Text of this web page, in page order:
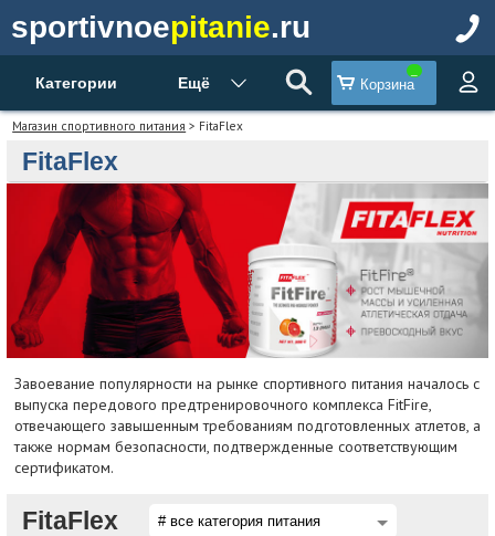
sportivnoepitanie.ru
Категории Ещё Корзина
Магазин спортивного питания > FitaFlex
FitaFlex
Завоевание популярности на рынке спортивного питания началось с
выпуска передового предтренировочного комплекса FitFire,
отвечающего завышенным требованиям подготовленных атлетов, а
также нормам безопасности, подтвержденные соответствующим
сертификатом.
FitaFlex